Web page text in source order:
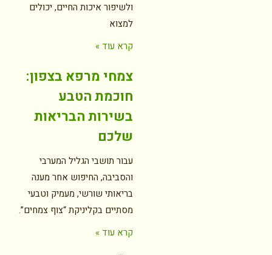
ולשיפור איכות החיים, יכולים
למצוא
קרא עוד »
צמחי מרפא בצפון:
חוכמת הטבע
בשירות הבריאות
שלכם
עבור תושבי הגליל המערבי
והסביבה, החיפוש אחר מענה
בריאותי שורשי, מעמיק וטבעי
מסתיים בקליניקת “צוף צמחים”.
קרא עוד »